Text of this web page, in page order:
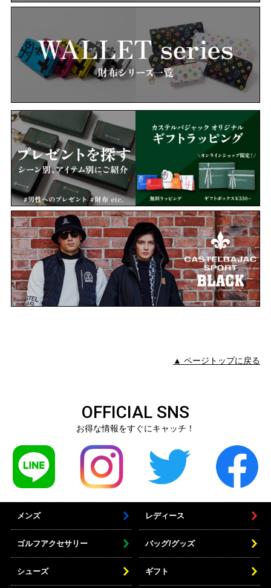
▲ ページトップに戻る
OFFICIAL SNS
お得な情報をすぐにキャッチ！
メンズ レディース
ゴルフアクセサリー バッグ/グッズ
シューズ ギフト